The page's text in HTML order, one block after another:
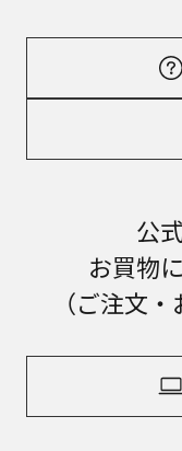
公
お買物
（ご注文